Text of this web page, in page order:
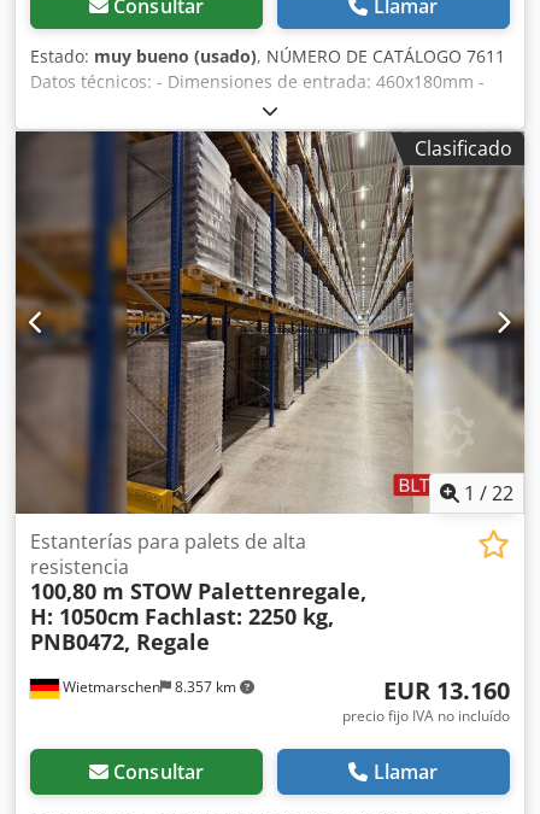
piezas • Longitud: mín. 300 máx. 2500 mm • Ancho: mín.
100 máx. 1000 mm • Espesor: mín. 4 máx. 80 mm _____
Dimensiones de la máquina • Longitud: aprox. 6500 mm •
Requisitos eléctricos • Tensión de servicio: 3 × 415 V ±5% •
Frecuencia: 50 Hz • Potencia total instalada: aprox. 19,5 kW
• Protección recomendada: 50 A _____ Requisitos
neumáticos • Presión de aire comprimido: mínimo 7 bar •
Consumo de aire: aprox. 2500 NL/min _____ Extracción de
polvo • Conexión para extracción de polvo: 2 × bocas de
280 mm Dodpfx Aioyr Utno Iskr • Caudal de aire requerido:
mínimo 4450 m³/h • Presión de vacío: aprox. 3000 Pa _____
Si tiene alguna pregunta o necesita información adicional,
no dude en enviarnos un mensaje o llamarnos.
Consultar Llamar
Estado: muy bueno (usado), NÚMERO DE CATÁLOGO 7611
Datos técnicos: - Dimensiones de entrada: 460x180mm -
Diámetro de salida: 300mm - Ancho del eje: 550mm -
Diámetro del eje: 350mm Dkedpfx Aiszruibs Ior - Número
de cuchillas: 10 uds - Cuchillas dispuestas en 2 filas -
Función de autorreverso - Dispositivo de ajuste de
cuchillas - Diámetro de criba: 30mm - Oruga de
alimentación superior e inferior - Eje tractor inferior -
Longitud de la cinta de alimentación: 4400mm - Motor
principal: 37kW - Motor de avance superior: 1,5kW - Motor
de avance inferior: 2,2kW - Dimensiones (L/A/H):
6100x1150x1000mm - Peso aprox.: 3500kg VENTAJAS –
Fabricación alemana – Función de autorreverso – Oruga de
alimentación superior e inferior – Dispositivo de ajuste de
cuchillas – Estado muy bueno – Astilladora usada Precio
neto: 98.900 PLN Precio neto: 23.550 EUR Precio neto
calculado a un tipo de cambio de 4,2 PLN/EUR (En caso de
grandes fluctuaciones, el precio puede cambiar)
Clasificado
1 /22
Wietmarschen 8.357 km
Estanterías para palets de alta
resistencia
100,80 m STOW Palettenregale,
H: 1050cm Fachlast: 2250 kg,
PNB0472, Regale
EUR 13.160
precio fijo IVA no incluído
Consultar Llamar